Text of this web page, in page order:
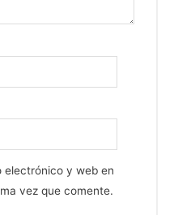
electrónico y web en
vez que comente.